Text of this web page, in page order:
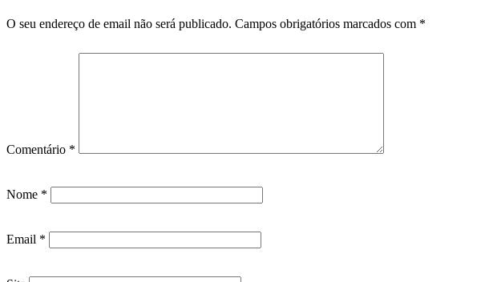
O seu endereço de email não será publicado. Campos obrigatórios marcados com *
Comentário *
Nome *
Email *